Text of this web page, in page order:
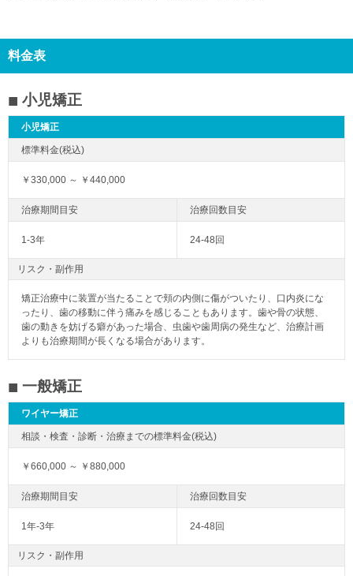
料金表
小児矯正
小児矯正
￥330,000 ～ ￥440,000
1-3年 24-48回
リスク・副作用
矯正治療中に装置が当たることで頬の内側に傷がついたり、口内炎にな
ったり、歯の移動に伴う痛みを感じることもあります。歯や骨の状態、
歯の動きを妨げる癖があった場合、虫歯や歯周病の発生など、治療計画
よりも治療期間が長くなる場合があります。
一般矯正
ワイヤー矯正
￥660,000 ～ ￥880,000
1年-3年 24-48回
リスク・副作用